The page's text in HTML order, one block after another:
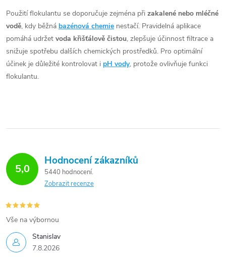
Použití flokulantu se doporučuje zejména při zakalené nebo mléčné
vodě, kdy běžná bazénová chemie nestačí. Pravidelná aplikace
pomáhá udržet voda křišťálově čistou, zlepšuje účinnost filtrace a
snižuje spotřebu dalších chemických prostředků. Pro optimální
účinek je důležité kontrolovat i pH vody, protože ovlivňuje funkci
flokulantu.
5,0
Hodnocení zákazníků
5440 hodnocení
Zobrazit recenze
Stanislav
7.8.2026
Vše na výbornou